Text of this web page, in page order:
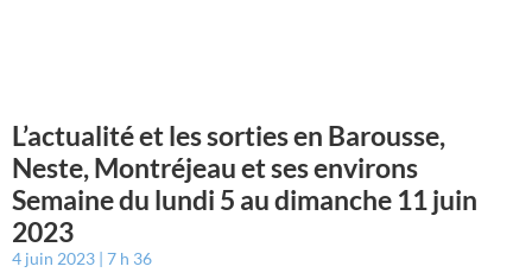
L’actualité et les sorties en Barousse,
Neste, Montréjeau et ses environs
Semaine du lundi 5 au dimanche 11 juin
2023
4 juin 2023 7 h 36